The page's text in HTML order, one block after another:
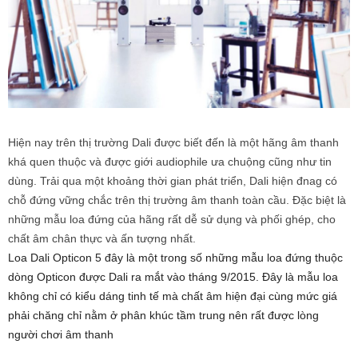
Hiện nay trên thị trường Dali được biết đến là một hãng âm thanh
khá quen thuộc và được giới audiophile ưa chuộng cũng như tin
dùng. Trải qua một khoảng thời gian phát triển, Dali hiện đnag có
chỗ đứng vững chắc trên thị trường âm thanh toàn cầu. Đặc biệt là
những mẫu loa đứng của hãng rất dễ sử dụng và phối ghép, cho
chất âm chân thực và ấn tượng nhất.
Loa Dali Opticon 5 đây là một trong số những mẫu loa đứng thuộc
dòng Opticon được Dali ra mắt vào tháng 9/2015. Đây là mẫu loa
không chỉ có kiểu dáng tinh tế mà chất âm hiện đại cùng mức giá
phải chăng chỉ nằm ở phân khúc tầm trung nên rất được lòng
người chơi âm thanh